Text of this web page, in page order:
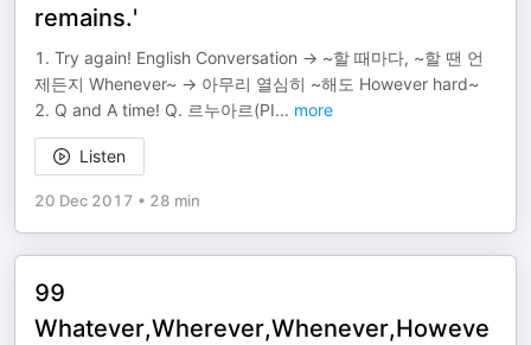
remains.'
1. Try again! English Conversation → ~할 때마다, ~할 땐 언
제든지 Whenever~ → 아무리 열심히 ~해도 However hard~
2. Q and A time! Q. 르누아르(PI... more
Listen
20 Dec 2017 • 28 min
99
Whatever,Wherever,Whenever,Howeve